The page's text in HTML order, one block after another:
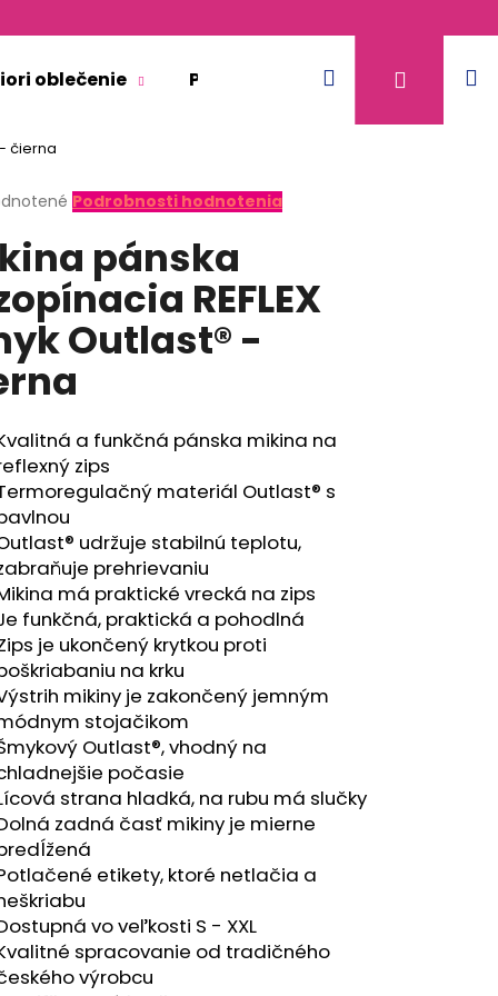
oblečenie Pre dospelých Doplnkový
Hľadať
- čierna
Podrobnosti hodnotenia
pánska
REFLEX
Outlast® -
a funkčná pánska mikina na
zips
materiál Outlast® s
udržuje stabilnú teplotu,
prehrievaniu
má praktické vrecká na zips
funkčná, praktická a pohodlná
je ukončený krytkou proti
na krku
mikiny je zakončený jemným
stojačikom
Outlast®, vhodný na
počasie
strana hladká, na rubu má slučky
zadná časť mikiny je mierne
etikety, ktoré netlačia a
vo veľkosti S - XXL
spracovanie od tradičného
výrobcu
TENKÉ VÝSTRIH U
MELÍR